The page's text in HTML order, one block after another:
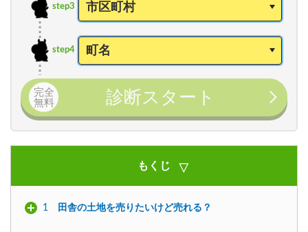
step3
step4
完全
無料
診断スタート
もくじ
1 田舎の土地を売りたいけど売れる？